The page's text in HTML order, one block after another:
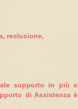
reclusione,
supporto in più e
di Assistenza è